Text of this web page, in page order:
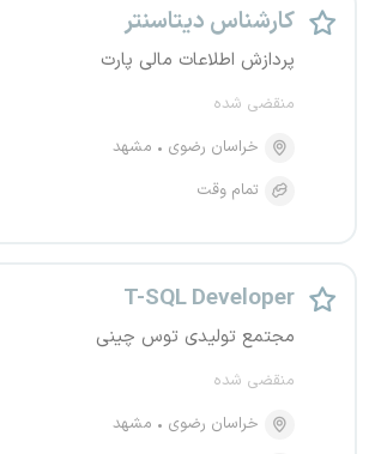
کارشناس دیتاسنتر
پردازش اطلاعات مالی پارت
منقضی شده
خراسان رضوی
مشهد
تمام وقت
T-SQL Developer
مجتمع تولیدی توس چینی
منقضی شده
خراسان رضوی
مشهد